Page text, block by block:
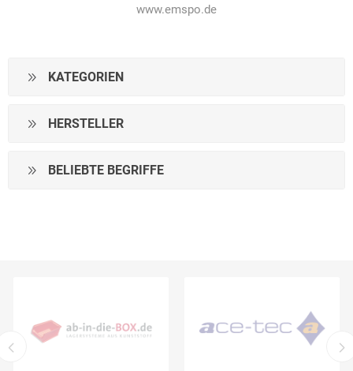
www.emspo.de
KATEGORIEN
HERSTELLER
BELIEBTE BEGRIFFE